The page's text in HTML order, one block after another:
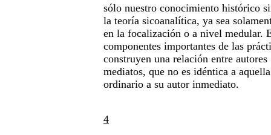
sólo nuestro conocimiento histórico
la teoría sicoanalítica, ya sea
en la focalización o a nivel medular.
componentes importantes de las
construyen una relación entre
mediatos, que no es idéntica a
ordinario a su autor inmediato.
4